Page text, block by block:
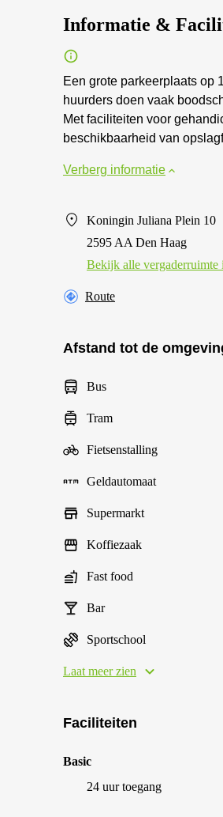
Informatie &
Een grote parkeerplaats op
huurders doen vaak
Met faciliteiten voor
beschikbaarheid van
Verberg informatie
Koningin Juliana Plein 10
2595 AA Den Haag
Bekijk alle vergaderruimte
Route
Afstand tot de
Bus
Tram
Fietsenstalling
Geldautomaat
Supermarkt
Koffiezaak
Fast food
Bar
Sportschool
Laat meer zien
Faciliteiten
Basic
24 uur toegang